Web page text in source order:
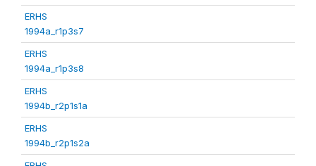
ERHS
1994a_r1p3s7
ERHS
1994a_r1p3s8
ERHS
1994b_r2p1s1a
ERHS
1994b_r2p1s2a